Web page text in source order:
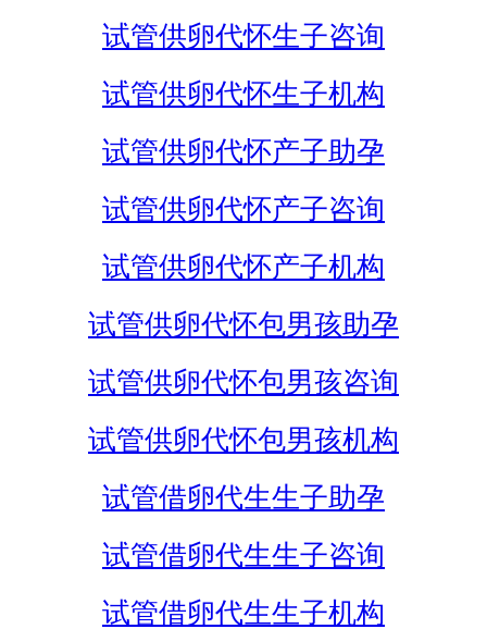
试管供卵代怀生子咨询
试管供卵代怀生子机构
试管供卵代怀产子助孕
试管供卵代怀产子咨询
试管供卵代怀产子机构
试管供卵代怀包男孩助孕
试管供卵代怀包男孩咨询
试管供卵代怀包男孩机构
试管借卵代生生子助孕
试管借卵代生生子咨询
试管借卵代生生子机构